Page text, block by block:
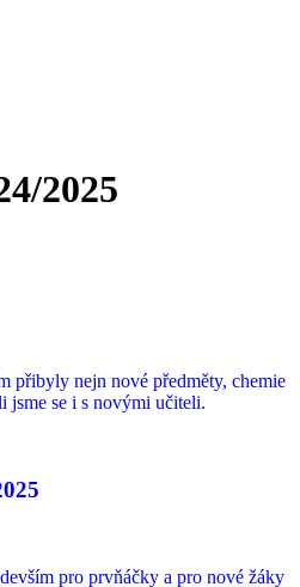
2025
přibyly nejn nové předměty, chemie
jsme se i s novými učiteli.
pro prvňáčky a pro nové žáky